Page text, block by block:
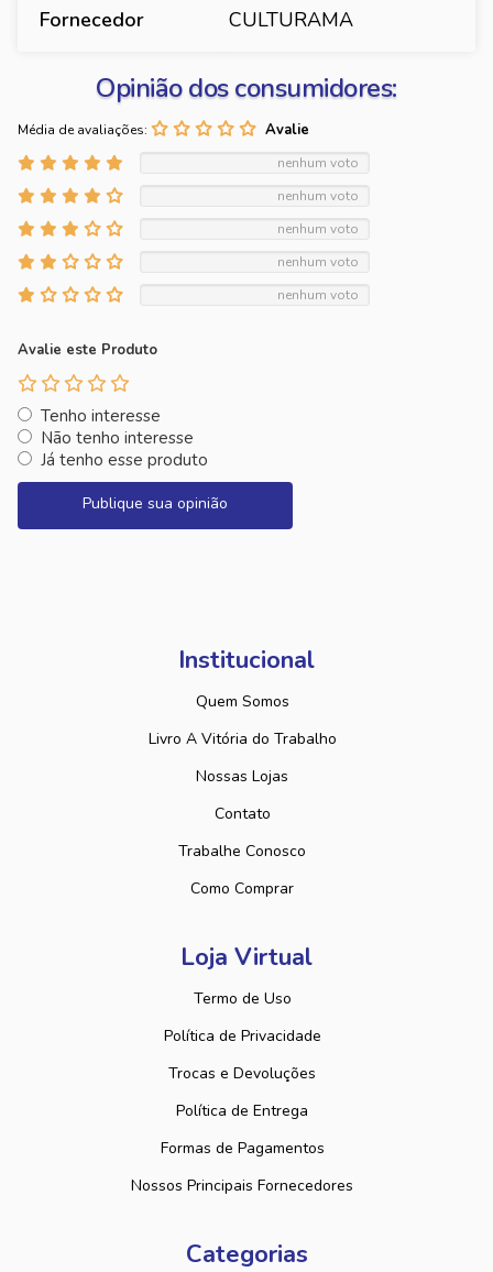
Fornecedor CULTURAMA
Opinião dos consumidores:
Média de avaliações:
nenhum voto
nenhum voto
nenhum voto
nenhum voto
nenhum voto
Avalie este Produto
Tenho interesse
Não tenho interesse
Já tenho esse produto
Publique sua opinião
Institucional
Quem Somos
Livro A Vitória do Trabalho
Nossas Lojas
Contato
Trabalhe Conosco
Como Comprar
Loja Virtual
Termo de Uso
Política de Privacidade
Trocas e Devoluções
Política de Entrega
Formas de Pagamentos
Nossos Principais Fornecedores
Categorias